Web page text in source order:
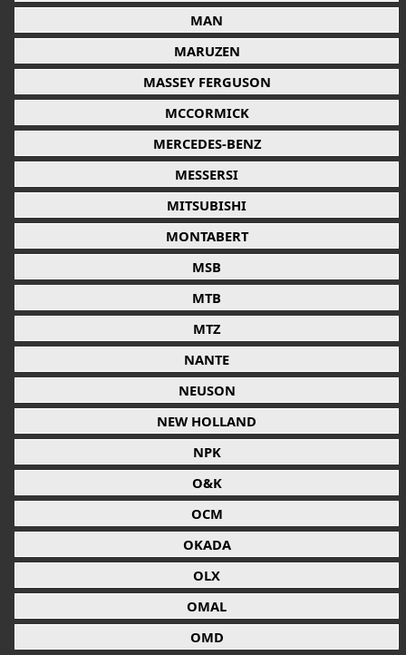
MAN
MARUZEN
MASSEY FERGUSON
MCCORMICK
MERCEDES-BENZ
MESSERSI
MITSUBISHI
MONTABERT
MSB
MTB
MTZ
NANTE
NEUSON
NEW HOLLAND
NPK
O&K
OCM
OKADA
OLX
OMAL
OMD